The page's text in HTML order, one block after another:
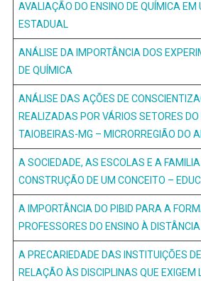
AVALIAÇÃO DO ENSINO DE QUÍMICA EM
ESTADUAL
ANÁLISE DA IMPORTÂNCIA DOS
DE QUÍMICA
ANÁLISE DAS AÇÕES DE
REALIZADAS POR VÁRIOS SETORES DO
TAIOBEIRAS-MG – MICRORREGIÃO DO
A SOCIEDADE, AS ESCOLAS E A
CONSTRUÇÃO DE UM CONCEITO –
A IMPORTÂNCIA DO PIBID PARA A
PROFESSORES DO ENSINO À
A PRECARIEDADE DAS INSTITUIÇÕES
RELAÇÃO ÀS DISCIPLINAS QUE EXIGEM